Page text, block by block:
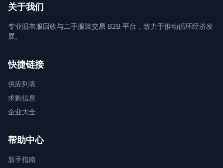
关于我们
专业旧衣服回收与二手服装交易 B2B 平台，致力于推动循环经济发
展。
快捷链接
供应列表
求购信息
企业大全
帮助中心
新手指南